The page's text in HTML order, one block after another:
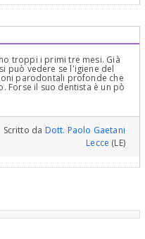
troppi i primi tre mesi. Già
può vedere se l'igiene del
parodontali profonde che
Forse il suo dentista è un pò
Scritto da Dott. Paolo Gaetani
Lecce (LE)